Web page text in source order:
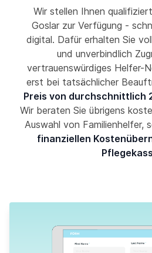
Wir stellen Ihnen
Goslar zur Verfügung -
digital. Dafür erhalten Sie
und unverbindlich
vertrauenswürdiges Helfer-
erst bei tatsächlicher
Preis von durchschnittlich
Wir beraten Sie übrigens
Auswahl von Familienhelfer,
finanziellen